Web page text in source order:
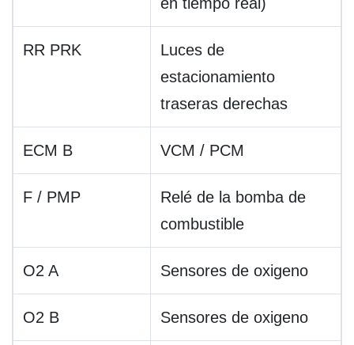
RR PRK
Luces de
estacionamiento
traseras derechas
ECM B VCM / PCM
F / PMP
Relé de la bomba de
combustible
O2 A Sensores de oxigeno
O2 B Sensores de oxigeno